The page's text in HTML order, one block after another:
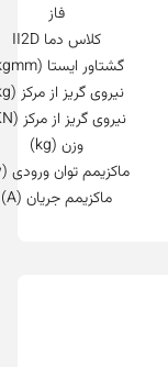
فاز
کلاس دما II2D
گشتاور ایستا (kgmm)
نیروی گریز از مرکز (kg)
نیروی گریز از مرکز (KN)
وزن (kg)
ماکزیمم توان ورودی (w)
ماکزیمم جریان (A)